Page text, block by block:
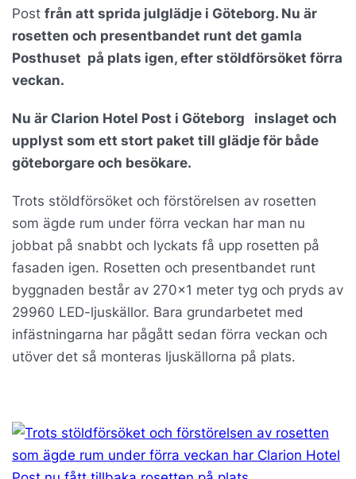
Post från att sprida julglädje i Göteborg. Nu är
rosetten och presentbandet runt det gamla
Posthuset på plats igen, efter stöldförsöket förra
veckan.
Nu är Clarion Hotel Post i Göteborg inslaget och
upplyst som ett stort paket till glädje för både
göteborgare och besökare.
Trots stöldförsöket och förstörelsen av rosetten
som ägde rum under förra veckan har man nu
jobbat på snabbt och lyckats få upp rosetten på
fasaden igen. Rosetten och presentbandet runt
byggnaden består av 270×1 meter tyg och pryds av
29960 LED-ljuskällor. Bara grundarbetet med
infästningarna har pågått sedan förra veckan och
utöver det så monteras ljuskällorna på plats.